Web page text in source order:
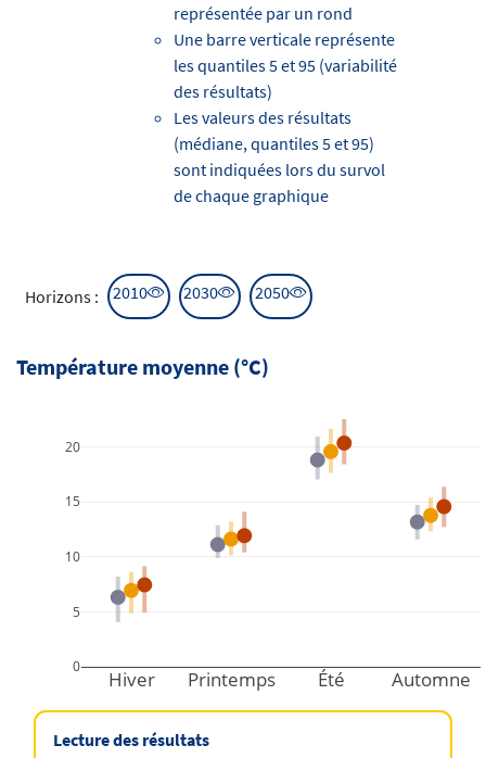
représentée par un rond
Une barre verticale représente
les quantiles 5 et 95 (variabilité
des résultats)
Les valeurs des résultats
(médiane, quantiles 5 et 95)
sont indiquées lors du survol
de chaque graphique
Horizons : 2010 Horizon affiché
2030 Horizon affiché
2050 Horizon affiché
Température moyenne (°C)
Hiver Printemps Été Automne
0
5
10
15
20
Lecture des résultats